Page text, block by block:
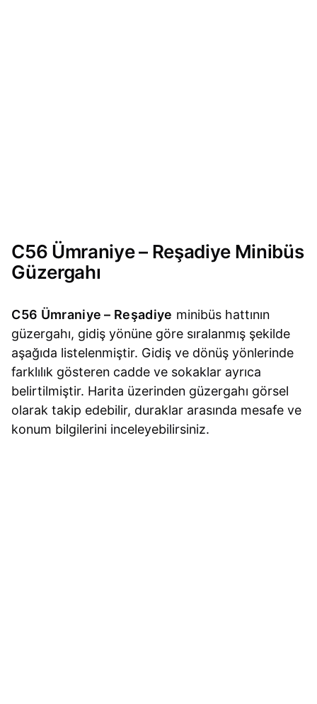
C56 Ümraniye – Reşadiye Minibüs
Güzergahı
C56 Ümraniye – Reşadiye minibüs hattının
güzergahı, gidiş yönüne göre sıralanmış şekilde
aşağıda listelenmiştir. Gidiş ve dönüş yönlerinde
farklılık gösteren cadde ve sokaklar ayrıca
belirtilmiştir. Harita üzerinden güzergahı görsel
olarak takip edebilir, duraklar arasında mesafe ve
konum bilgilerini inceleyebilirsiniz.